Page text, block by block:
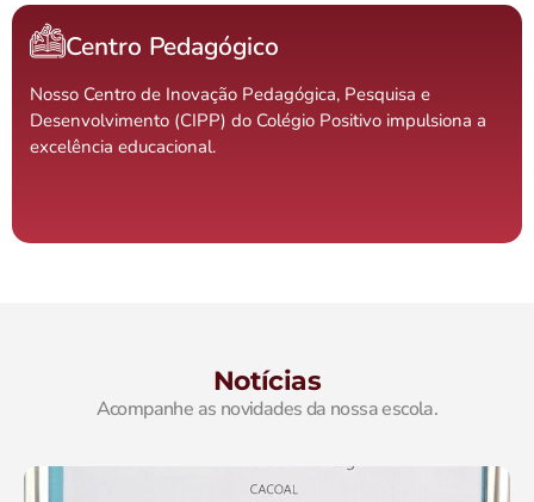
Centro Pedagógico
Nosso Centro de Inovação Pedagógica, Pesquisa e
Desenvolvimento (CIPP) do Colégio Positivo impulsiona a
excelência educacional.
Notícias
Acompanhe as novidades da nossa escola.